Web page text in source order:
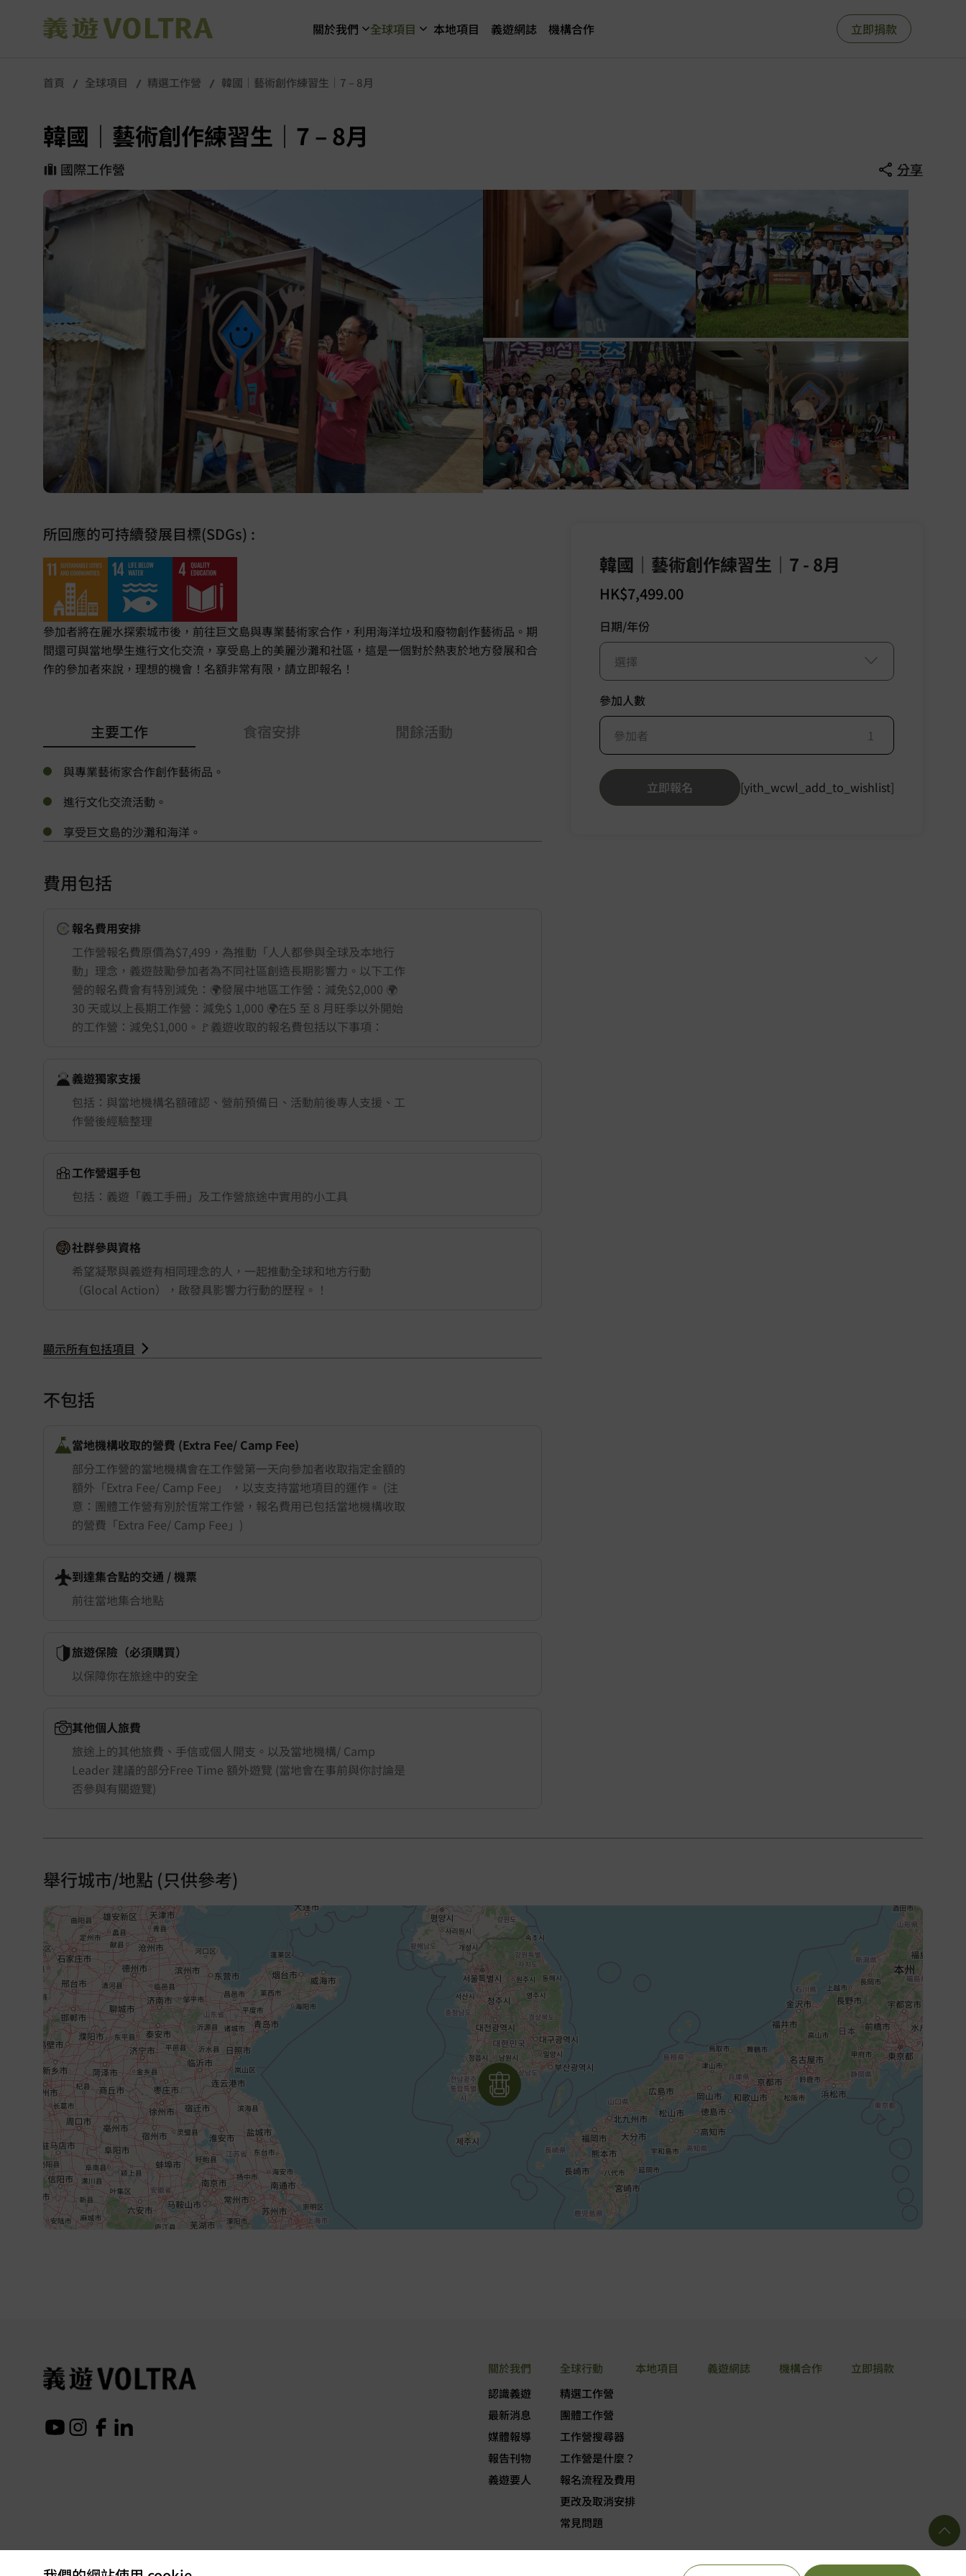
關於我們 全球項目 本地項目 義遊網誌 機構合作 立即捐款
首頁 全球項目 精選工作營 韓國｜藝術創作練習生｜7 – 8月
韓國｜藝術創作練習生｜7 – 8月
國際工作營 分享
所回應的可持續發展目標(SDGs) :
參加者將在麗水探索城市後，前往巨文島與專業藝術家合作，利用海洋垃圾和廢物創作藝術品。期
間還可與當地學生進行文化交流，享受島上的美麗沙灘和社區，這是一個對於熱衷於地方發展和合
作的參加者來說，理想的機會！名額非常有限，請立即報名！
主要工作 食宿安排 閒餘活動
與專業藝術家合作創作藝術品。
進行文化交流活動。
享受巨文島的沙灘和海洋。
費用包括
報名費用安排
工作營報名費原價為$7,499，為推動「人人都參與全球及本地行
動」理念，義遊鼓勵參加者為不同社區創造長期影響力。以下工作
營的報名費會有特別減免：🌍發展中地區工作營：減免$2,000 🌍
30 天或以上長期工作營：減免$ 1,000 🌍在5 至 8 月旺季以外開始
的工作營：減免$1,000。🚩義遊收取的報名費包括以下事項：
義遊獨家支援
包括：與當地機構名額確認、營前預備日、活動前後專人支援、工
作營後經驗整理
工作營選手包
包括：義遊「義工手冊」及工作營旅途中實用的小工具
社群參與資格
希望凝聚與義遊有相同理念的人，一起推動全球和地方行動
（Glocal Action），啟發具影響力行動的歷程。！
顯示所有包括項目
不包括
當地機構收取的營費 (Extra Fee/ Camp Fee)
部分工作營的當地機構會在工作營第一天向參加者收取指定金額的
額外「Extra Fee/ Camp Fee」 ，以支支持當地項目的運作。 (注
意：團體工作營有別於恆常工作營，報名費用已包括當地機構收取
的營費「Extra Fee/ Camp Fee」)
到達集合點的交通 ​/ 機票
前往當地集合地點
旅遊保險（必須購買）
以保障你在旅途中的安全
其他個人旅費
旅途上的其他旅費、手信或個人開支。以及當地機構/ Camp
Leader 建議的部分Free Time 額外遊覽 (當地會在事前與你討論是
否參與有關遊覽)
韓國｜藝術創作練習生｜7 - 8月
HK$7,499.00
日期/年份
選擇
參加人數
參加者
立即報名 [yith_wcwl_add_to_wishlist]
舉行城市/地點 (只供參考)
舉行城市/地點 (只供參考)
關於我們
認識義遊
最新消息
媒體報導
報告刊物
義遊要人
全球行動
精選工作營
團體工作營
工作營搜尋器
工作營是什麼？
報名流程及費用
更改及取消安排
常見問題
本地項目 義遊網誌 機構合作 立即捐款